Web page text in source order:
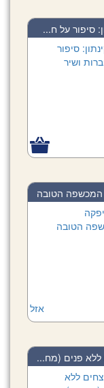
סיפור על ח...
הטובה
אזל
ללא פנים (מח...